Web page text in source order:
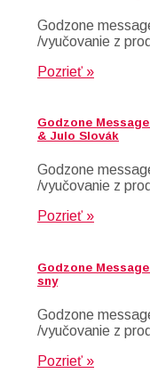
Godzone
/vyučovanie z
Pozrieť »
Godzone
& Julo Slovák
Godzone
/vyučovanie z
Pozrieť »
Godzone
sny
Godzone
/vyučovanie z
Pozrieť »